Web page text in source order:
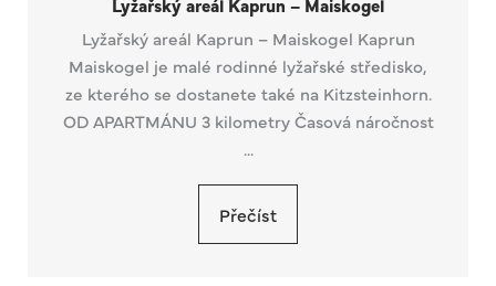
Lyžařský areál Kaprun – Maiskogel Kaprun
Maiskogel je malé rodinné lyžařské středisko,
ze kterého se dostanete také na Kitzsteinhorn.
OD APARTMÁNU 3 kilometry Časová náročnost
...
Přečíst